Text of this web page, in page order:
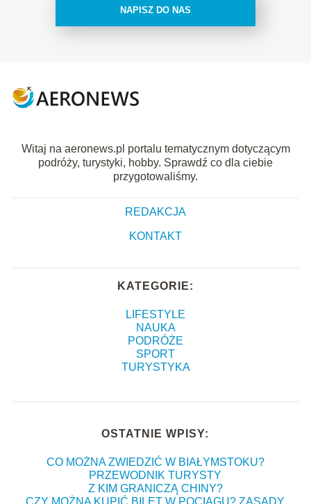
NAPISZ DO NAS
Witaj na aeronews.pl portalu tematycznym dotyczącym
podróży, turystyki, hobby. Sprawdź co dla ciebie
przygotowaliśmy.
REDAKCJA
KONTAKT
KATEGORIE:
LIFESTYLE
NAUKA
PODRÓŻE
SPORT
TURYSTYKA
OSTATNIE WPISY:
CO MOŻNA ZWIEDZIĆ W BIAŁYMSTOKU?
PRZEWODNIK TURYSTY
Z KIM GRANICZĄ CHINY?